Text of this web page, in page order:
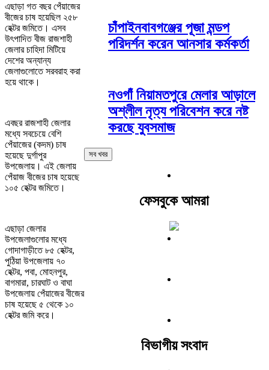
এছাড়া গত বছর পেঁয়াজের
বীজের চাষ হয়েছিল ২৫৮
হেক্টর জমিতে। এসব
উৎপাদিত বীজ রাজশাহী
জেলার চাহিদা মিটিয়ে
দেশের অন্যান্য
জেলাগুলোতে সরবরাহ করা
হয়ে থাকে।
এবছর রাজশাহী জেলার
মধ্যে সবচেয়ে বেশি
পেঁয়াজের (কদম) চাষ
হয়েছে দুর্গাপুর
উপজেলায়। এই জেলায়
পেঁয়াজ বীজের চাষ হয়েছে
১০৫ হেক্টর জমিতে।
এছাড়া জেলার
উপজেলাগুলোর মধ্যে
গোদাগাড়ীতে ৮৫ হেক্টর,
পুঠিয়া উপজেলায় ৭০
হেক্টর, পবা, মোহনপুর,
বাগমারা, চারঘাট ও বাঘা
উপজেলায় পেঁয়াজের বীজের
চাষ হয়েছে ৫ থেকে ১০
হেক্টর জমি করে।
চাঁপাইনবাবগঞ্জের পূজা মন্ডপ
পরিদর্শন করেন আনসার কর্মকর্তা
নওগাঁ নিয়ামতপুরে মেলার আড়ালে
অশ্লীল নৃত্য পরিবেশন করে নষ্ট
করছে যুবসমাজ
সব খবর
ফেসবুকে আমরা
বিভাগীয় সংবাদ